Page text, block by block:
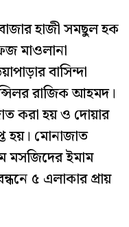
হাজী সমছুল হক
মাওলানা
বাসিন্দা
রাজিক আহমদ।
করা হয় ও দোয়ার
হয়। মোনাজাত
মসজিদের ইমাম
৫ এলাকার প্রায়